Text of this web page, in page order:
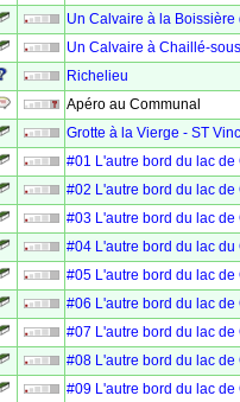
Un Calvaire à la Boissière
Un Calvaire à Chaillé-
Richelieu
Apéro au Communal
Grotte à la Vierge - ST
#01 L'autre bord du lac de
#02 L'autre bord du lac de
#03 L'autre bord du lac de
#04 L'autre bord du lac du
#05 L'autre bord du lac de
#06 L'autre bord du lac de
#07 L'autre bord du lac de
#08 L'autre bord du lac de
#09 L'autre bord du lac de